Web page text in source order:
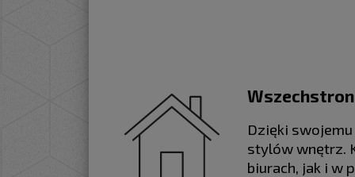
Dzięki
stylów wnętrz.
biurach, jak i w